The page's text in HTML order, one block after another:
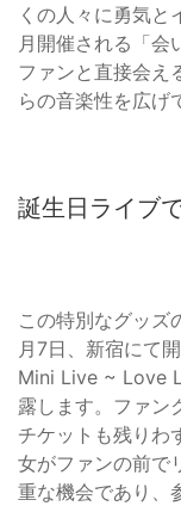
くの人々に勇気と
月開催される「会
ファンと直接会え
らの音楽性を広げ
誕生日ライブ
この特別なグッ
月7日、新宿にて
Mini Live ~ Love
露します。ファン
チケットも残りわ
女がファンの前で
重な機会であり、